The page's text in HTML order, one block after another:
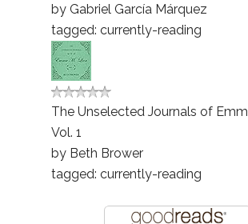
by Gabriel García Márquez
tagged: currently-reading
The Unselected Journals of
Vol. 1
by Beth Brower
tagged: currently-reading